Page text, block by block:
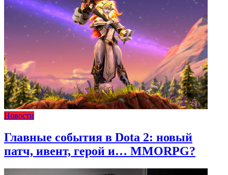
Новости
Главные события в Dota 2: новый
патч, ивент, герой и… MMORPG?